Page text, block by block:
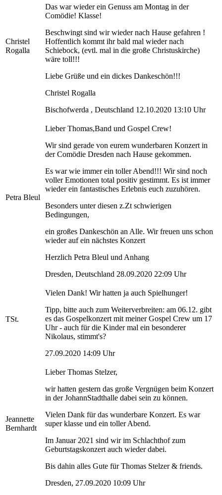
Christel
Rogalla
Das war wieder ein Genuss am Montag in der
Comödie! Klasse!
Beschwingt sind wir wieder nach Hause gefahren !
Hoffentlich kommt ihr bald mal wieder nach
Schiebock, (evtl. mal in die große Christuskirche)
wäre toll!!!
Liebe Grüße und ein dickes Dankeschön!!!
Christel Rogalla
Bischofwerda , Deutschland 12.10.2020 13:10 Uhr
Petra Bleul
Lieber Thomas,Band und Gospel Crew!
Wir sind gerade von eurem wunderbaren Konzert in
der Comödie Dresden nach Hause gekommen.
Es war wie immer ein toller Abend!!! Wir sind noch
voller Emotionen total positiv gestimmt. Es ist immer
wieder ein fantastisches Erlebnis euch zuzuhören.
Besonders unter diesen z.Zt schwierigen
Bedingungen,
ein großes Dankeschön an Alle. Wir freuen uns schon
wieder auf ein nächstes Konzert
Herzlich Petra Bleul und Anhang
Dresden, Deutschland 28.09.2020 22:09 Uhr
TSt.
Vielen Dank! Wir hatten ja auch Spielhunger!
Tipp, bitte auch zum Weiterverbreiten: am 06.12. gibt
es das Gospelkonzert mit meiner Gospel Crew um 17
Uhr - auch für die Kinder mal ein besonderer
Nikolaus, stimmt's?
27.09.2020 14:09 Uhr
Jeannette
Bernhardt
Lieber Thomas Stelzer,
wir hatten gestern das große Vergnügen beim Konzert
in der JohannStadthalle dabei sein zu können.
Vielen Dank für das wunderbare Konzert. Es war
super klasse und ein toller Abend.
Im Januar 2021 sind wir im Schlachthof zum
Geburtstagskonzert auch wieder dabei.
Bis dahin alles Gute für Thomas Stelzer & friends.
Dresden, 27.09.2020 10:09 Uhr